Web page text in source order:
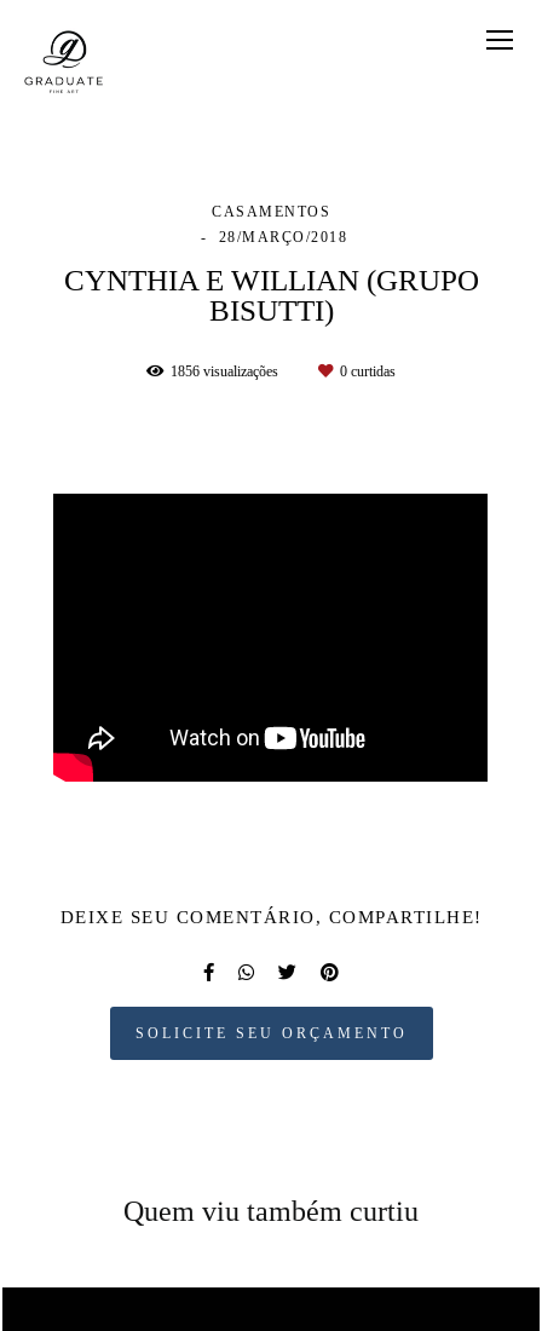
CASAMENTOS
28/MARÇO/2018
CYNTHIA E WILLIAN (GRUPO
BISUTTI)
1856 visualizações 0 curtidas
DEIXE SEU COMENTÁRIO, COMPARTILHE!
SOLICITE SEU ORÇAMENTO
Quem viu também curtiu